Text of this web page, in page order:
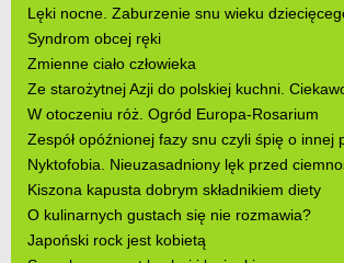
Lęki nocne. Zaburzenie snu wieku
Syndrom obcej ręki
Zmienne ciało człowieka
Ze starożytnej Azji do polskiej kuchni.
W otoczeniu róż. Ogród Europa-Rosarium
Zespół opóźnionej fazy snu czyli śpię o innej
Nyktofobia. Nieuzasadniony lęk przed
Kiszona kapusta dobrym składnikiem diety
O kulinarnych gustach się nie rozmawia?
Japoński rock jest kobietą